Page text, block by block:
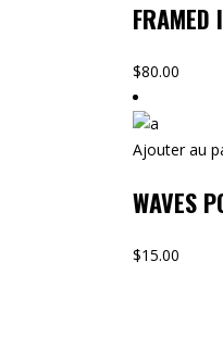
FRAMED
$80.00
Ajouter au
WAVES
$15.00